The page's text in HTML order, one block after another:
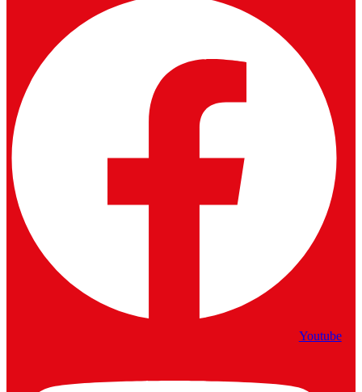
Youtube